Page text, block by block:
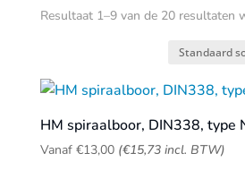
Resultaat 1–9 van de 20 resultaten
HM spiraalboor, DIN338, type
Vanaf €13,00 (€15,73incl. BTW)